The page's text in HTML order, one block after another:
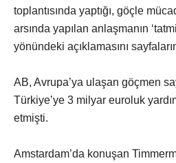
toplantısında yaptığı, göçle
arsında yapılan anlaşmanın
yönündeki açıklamasını
AB, Avrupa’ya ulaşan göçmen
Türkiye’ye 3 milyar euroluk
etmişti.
Amstardam’da konuşan